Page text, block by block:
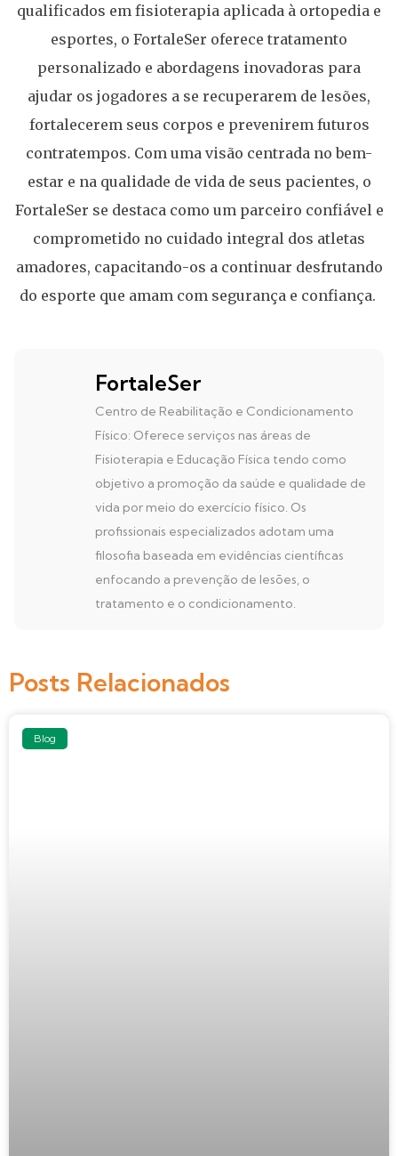
qualificados em fisioterapia aplicada à ortopedia e
esportes, o FortaleSer oferece tratamento
personalizado e abordagens inovadoras para
ajudar os jogadores a se recuperarem de lesões,
fortalecerem seus corpos e prevenirem futuros
contratempos. Com uma visão centrada no bem-
estar e na qualidade de vida de seus pacientes, o
FortaleSer se destaca como um parceiro confiável e
comprometido no cuidado integral dos atletas
amadores, capacitando-os a continuar desfrutando
do esporte que amam com segurança e confiança.
FortaleSer
Centro de Reabilitação e Condicionamento
Físico: Oferece serviços nas áreas de
Fisioterapia e Educação Física tendo como
objetivo a promoção da saúde e qualidade de
vida por meio do exercício físico. Os
profissionais especializados adotam uma
filosofia baseada em evidências científicas
enfocando a prevenção de lesões, o
tratamento e o condicionamento.
Posts Relacionados
Blog